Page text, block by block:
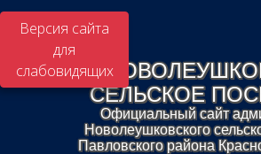
Версия сайта
для
слабовидящих
СЕЛЬСКОЕ
Официальный сайт
Новолеушковского
Павловского района